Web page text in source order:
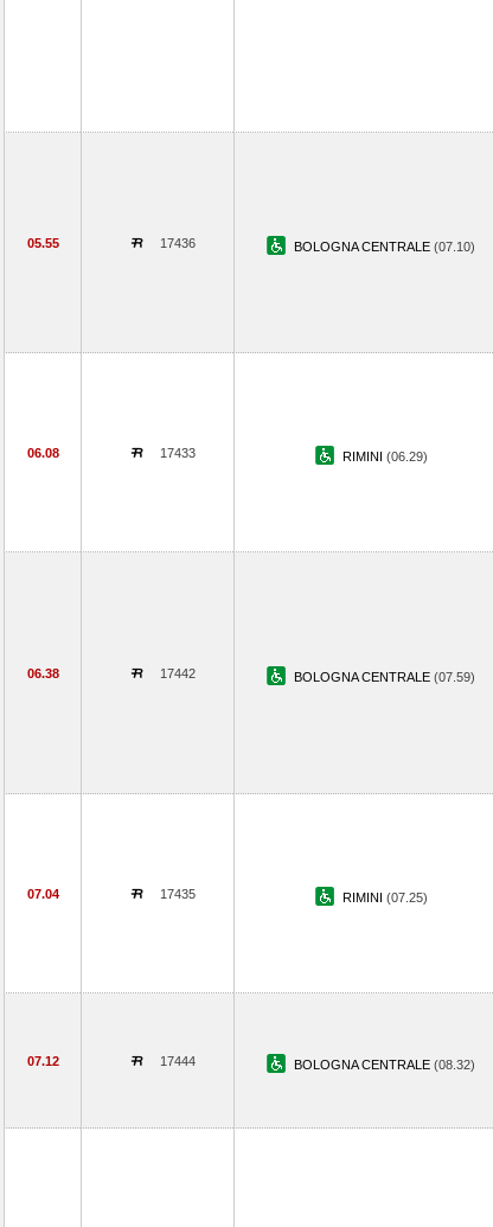
05.55 17436 BOLOGNA CENTRALE (07.10)
06.08 17433 RIMINI (06.29)
06.38 17442 BOLOGNA CENTRALE (07.59)
07.04 17435 RIMINI (07.25)
07.12 17444 BOLOGNA CENTRALE (08.32)